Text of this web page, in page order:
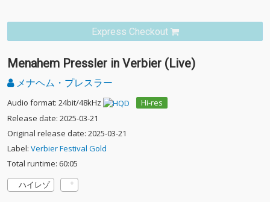
Express Checkout
Menahem Pressler in Verbier (Live)
メナヘム・プレスラー
Audio format: 24bit/48kHz
Hi-res
Release date: 2025-03-21
Original release date: 2025-03-21
Label: Verbier Festival Gold
Total runtime: 60:05
ハイレゾ